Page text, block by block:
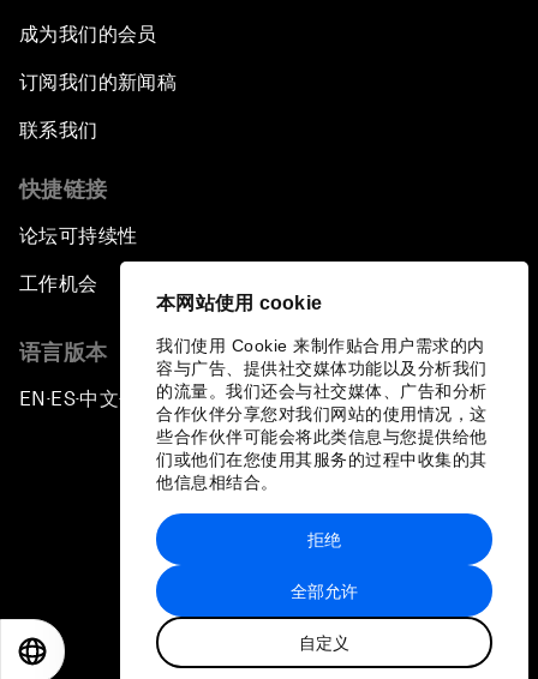
本网站使用 cookie
我们使用 Cookie 来制作贴合用户需求的内
容与广告、提供社交媒体功能以及分析我们
的流量。我们还会与社交媒体、广告和分析
合作伙伴分享您对我们网站的使用情况，这
些合作伙伴可能会将此类信息与您提供给他
们或他们在您使用其服务的过程中收集的其
他信息相结合。
全部允许
自定义
拒绝
成为我们的会员
订阅我们的新闻稿
联系我们
快捷链接
论坛可持续性
工作机会
语言版本
EN ▪ ES▪中文▪ 日本語
站点地图
世界经济论坛